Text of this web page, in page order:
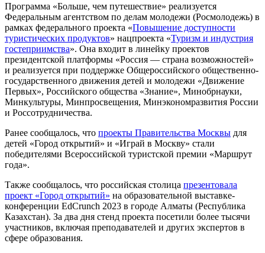
Программа «Больше, чем путешествие» реализуется
Федеральным агентством по делам молодежи (Росмолодежь) в
рамках федерального проекта «Повышение доступности
туристических продуктов» нацпроекта «Туризм и индустрия
гостеприимства». Она входит в линейку проектов
президентской платформы «Россия — страна возможностей»
и реализуется при поддержке Общероссийского общественно-
государственного движения детей и молодежи «Движение
Первых», Российского общества «Знание», Минобрнауки,
Минкультуры, Минпросвещения, Минэкономразвития России
и Россотрудничества.
Ранее сообщалось, что проекты Правительства Москвы для
детей «Город открытий» и «Играй в Москву» стали
победителями Всероссийской туристской премии «Маршрут
года».
Также сообщалось, что российская столица презентовала
проект «Город открытий» на образовательной выставке-
конференции EdCrunch 2023 в городе Алматы (Республика
Казахстан). За два дня стенд проекта посетили более тысячи
участников, включая преподавателей и других экспертов в
сфере образования.